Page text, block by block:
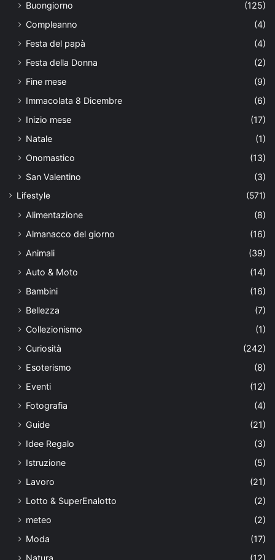
Buongiorno
(125)
Compleanno
(4)
Festa del papà
(4)
Festa della Donna
(2)
Fine mese
(9)
Immacolata 8 Dicembre
(6)
Inizio mese
(17)
Natale
(1)
Onomastico
(13)
San Valentino
(3)
Lifestyle (571)
Alimentazione
(8)
Almanacco del giorno
(16)
Animali
(39)
Auto & Moto
(14)
Bambini
(16)
Bellezza
(7)
Collezionismo
(1)
Curiosità
(242)
Esoterismo
(8)
Eventi
(12)
Fotografia
(4)
Guide
(21)
Idee Regalo
(3)
Istruzione
(5)
Lavoro
(21)
Lotto & SuperEnalotto
(2)
meteo
(2)
Moda
(17)
Natura
(12)